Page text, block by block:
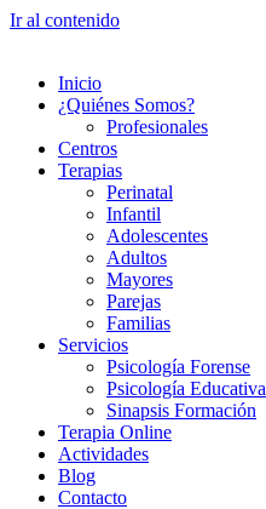
Ir al contenido
Inicio
¿Quiénes Somos?
Profesionales
Centros
Terapias
Perinatal
Infantil
Adolescentes
Adultos
Mayores
Parejas
Familias
Servicios
Psicología Forense
Psicología Educativa
Sinapsis Formación
Terapia Online
Actividades
Blog
Contacto